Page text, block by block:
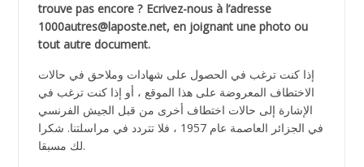
trouve pas encore ? Ecrivez-nous à l’adresse
1000autres@laposte.net, en joignant une photo ou
tout autre document.
إذا كنت ترغب في الحصول على شهادات وملاحق في حالات
الاختطاف المعروضة على هذا الموقع ، أو إذا كنت ترغب في
الإشارة إلى حالات اختطاف أخرى من قبل الجيش الفرنسي
في الجزائر العاصمة عام 1957 ، فلا تتردد في مراسلتنا. شكرا
لك مسبقا.